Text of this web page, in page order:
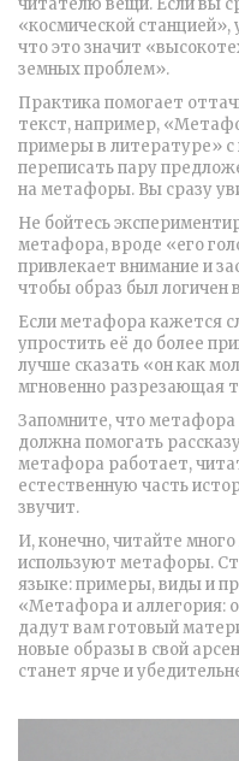
читателю вещи. Если вы
«космической
что это значит
земных проблем».
Практика помогает
текст, например,
примеры в литературе» с
переписать пару
на метафоры. Вы сразу
Не бойтесь
метафора, вроде «его
привлекает внимание и
чтобы образ был логичен
Если метафора кажется
упростить её до более
лучше сказать «он как
мгновенно разрезающая
Запомните, что метафора
должна помогать
метафора работает,
естественную часть
звучит.
И, конечно, читайте
используют метафоры.
языке: примеры, виды и
«Метафора и аллегория:
дадут вам готовый
новые образы в свой
станет ярче и